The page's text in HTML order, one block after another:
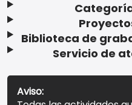
Biblioteca de
Servicio de
Aviso: